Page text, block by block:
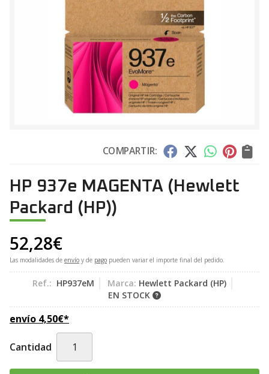
COMPARTIR:
HP 937e MAGENTA (Hewlett
Packard (HP))
52,28€
Las modalidades de envío y de pago pueden variar el importe final del pedido.
Ref.: HP937eM Marca: Hewlett Packard (HP)
EN STOCK
envío 4,50€*
Cantidad